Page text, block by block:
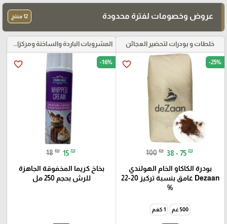
عروض وخصومات لفترة محدودة 12 منتج
خلطات و بودرات لتحضير العجائن
favorite_border -25%
100 ₪ 38 - 75 ₪
بودرة الكاكاو الخام الهولندي
Dezaan غامق بنسبة تركيز 20-22
%
500 غم 1 كغم
المشروبات الباردة والساخنة ومركزات الموهيتو
favorite_border -16%
18 ₪ 15 ₪
بخاخ كريما المخفوقة الجاهزة
للرش بحجم 250 مل